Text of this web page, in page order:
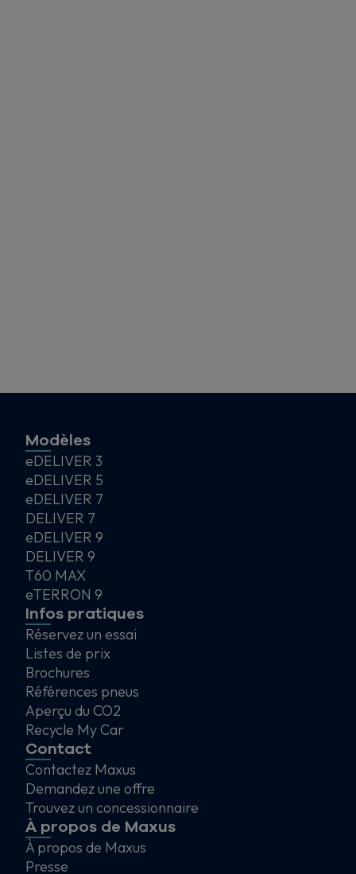
Modèles
eDELIVER 3
eDELIVER 5
eDELIVER 7
DELIVER 7
eDELIVER 9
DELIVER 9
T60 MAX
eTERRON 9
Infos pratiques
Réservez un essai
Listes de prix
Brochures
Références pneus
Aperçu du CO2
Recycle My Car
Contact
Contactez Maxus
Demandez une offre
Trouvez un concessionnaire
À propos de Maxus
À propos de Maxus
Presse